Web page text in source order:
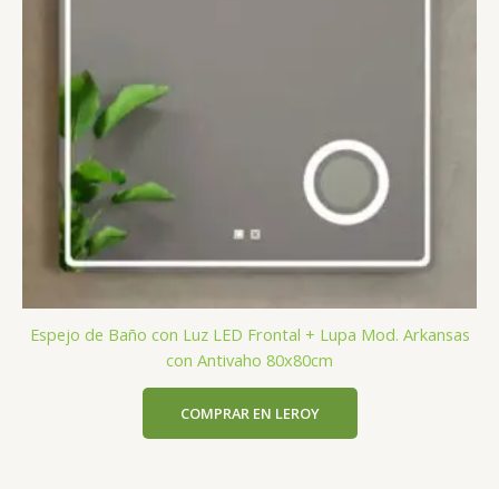
Espejo de Baño con Luz LED Frontal + Lupa Mod. Arkansas
con Antivaho 80x80cm
COMPRAR EN LEROY